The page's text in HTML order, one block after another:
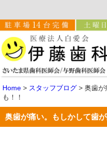
Home > スタッフブログ > 奥歯が
も！！
奥歯が痛い。もしかして歯